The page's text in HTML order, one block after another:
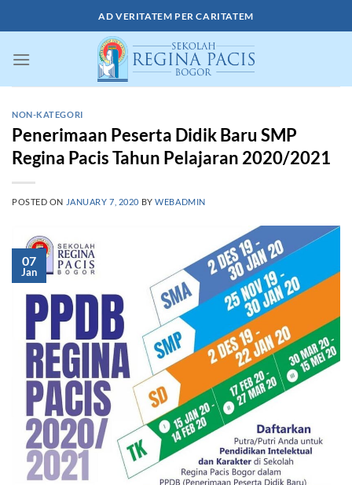
to
AD VERITATEM PER CARITATEM
NON-KATEGORI
Penerimaan Peserta Didik Baru SMP
Regina Pacis Tahun Pelajaran 2020/2021
POSTED ON JANUARY 7, 2020 BYWEBADMIN
07
Jan